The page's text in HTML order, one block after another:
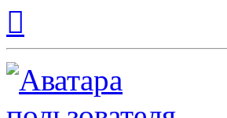
началу